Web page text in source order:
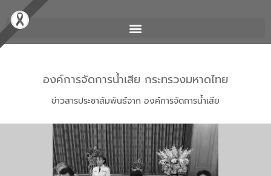
องค์การจัดการน้ำเสีย กระทรวงมหาดไทย
ข่าวสารประชาสัมพันธ์จาก องค์การจัดการน้ำเสีย